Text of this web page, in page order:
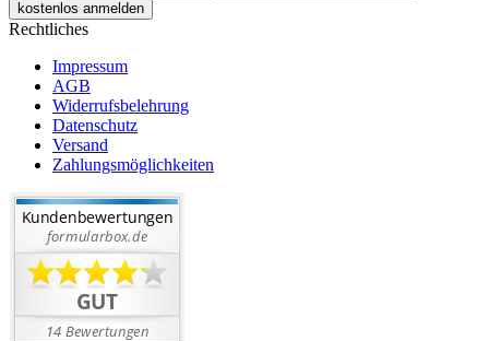
Rechtliches
Impressum
AGB
Widerrufsbelehrung
Datenschutz
Versand
Zahlungsmöglichkeiten